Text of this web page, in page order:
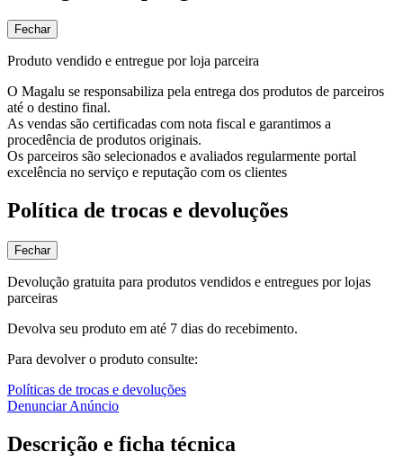
Fechar
Produto vendido e entregue por loja parceira
O Magalu se responsabiliza pela entrega dos produtos de parceiros
até o destino final.
As vendas são certificadas com nota fiscal e garantimos a
procedência de produtos originais.
Os parceiros são selecionados e avaliados regularmente portal
excelência no serviço e reputação com os clientes
Política de trocas e devoluções
Fechar
Devolução gratuita para produtos vendidos e entregues por lojas
parceiras
Devolva seu produto em até 7 dias do recebimento.
Para devolver o produto consulte:
Políticas de trocas e devoluções
Denunciar Anúncio
Descrição e ficha técnica